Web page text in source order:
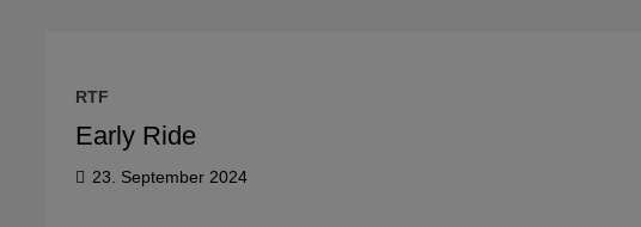
RTF
Early Ride
23. September 2024